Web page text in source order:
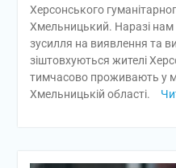
Херсонського
Хмельницький. Наразі
зусилля на виявлення та
зіштовхуються жителі
тимчасово проживають у
Хмельницькій області.